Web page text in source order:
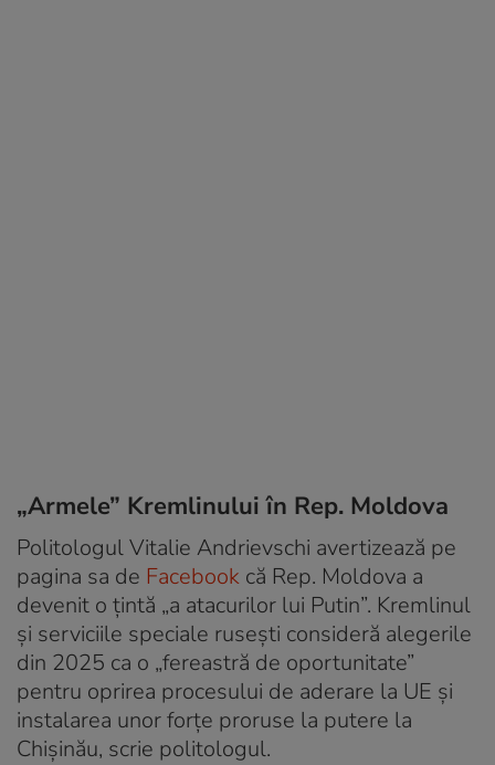
„Armele” Kremlinului în Rep. Moldova
Politologul Vitalie Andrievschi avertizează pe
pagina sa de Facebook că Rep. Moldova a
devenit o țintă „a atacurilor lui Putin”. Kremlinul
și serviciile speciale rusești consideră alegerile
din 2025 ca o „fereastră de oportunitate”
pentru oprirea procesului de aderare la UE și
instalarea unor forțe proruse la putere la
Chișinău, scrie politologul.